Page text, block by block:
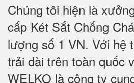
Chúng tôi hiện là
cấp Két Sắt Chống
lượng số 1 VN. Với hệ
trải dài trên toàn quốc
WELKO là công ty